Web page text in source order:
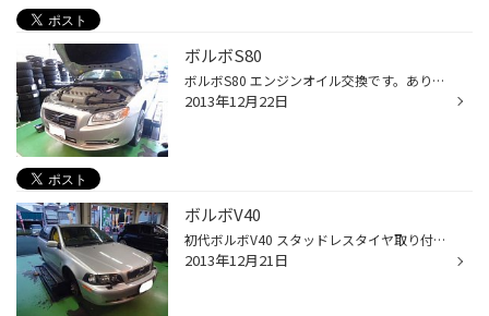
ボルボS80
ボルボS80 エンジンオイル交換です。ありがとうございます。 オイルは世界のクルマが認めたモービル1。 新車時の工場充填油としても有名なオイルです。 こちらのS80はV8エンジン。ボルボが誇るフラッグシップエンジンです。 タイヤサイズも大口径の245/40R18。最近の輸入車御用達サイズです。 ボル...
2013年12月22日
ボルボV40
初代ボルボV40 スタッドレスタイヤ取り付けです。ありがとうございます。 初代V40の生産は、当時オランダ政府・三菱自動車工業がボルボの合弁会社であったネッドカーで行われていました。同じ工場でプラットフォームを共有する三菱・カリスマとともに生産。 三菱ハブを使用していた為、ホイールPCD...
2013年12月21日